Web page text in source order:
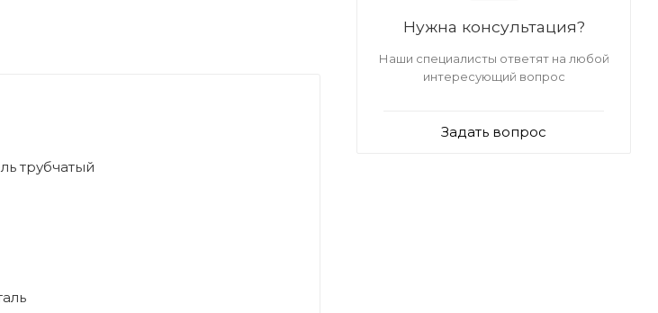
трубчатый
Нужна консультация?
Наши специалисты ответят на любой
интересующий вопрос
Задать вопрос